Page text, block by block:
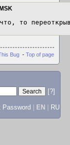
то
Bug - Top of page
[?]
Password EN RU